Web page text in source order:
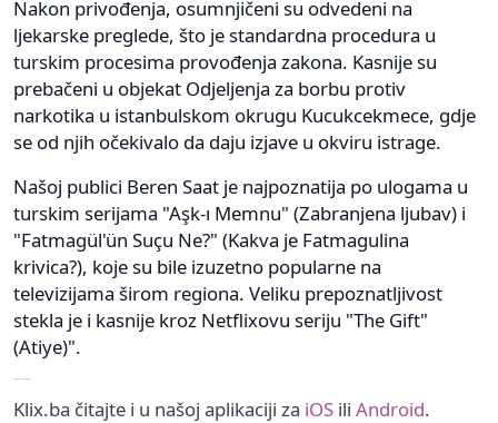
Nakon privođenja, osumnjičeni su odvedeni na
ljekarske preglede, što je standardna procedura u
turskim procesima provođenja zakona. Kasnije su
prebačeni u objekat Odjeljenja za borbu protiv
narkotika u istanbulskom okrugu Kucukcekmece, gdje
se od njih očekivalo da daju izjave u okviru istrage.
Našoj publici Beren Saat je najpoznatija po ulogama u
turskim serijama "Aşk-ı Memnu" (Zabranjena ljubav) i
"Fatmagül'ün Suçu Ne?" (Kakva je Fatmagulina
krivica?), koje su bile izuzetno popularne na
televizijama širom regiona. Veliku prepoznatljivost
stekla je i kasnije kroz Netflixovu seriju "The Gift"
(Atiye)".
Klix.ba čitajte i u našoj aplikaciji za iOS ili Android.